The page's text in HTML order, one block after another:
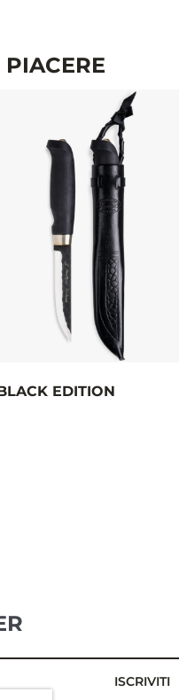
EDITION
ISCRIVITI